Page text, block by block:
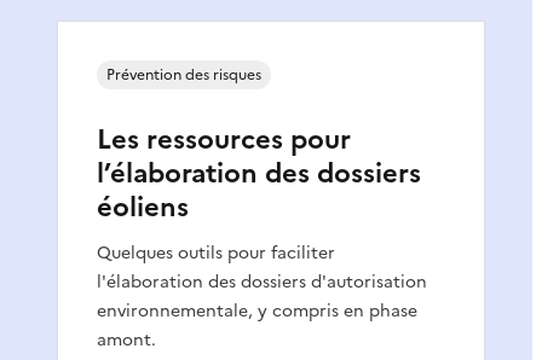
Les ressources pour
l’élaboration des dossiers
éoliens
Quelques outils pour faciliter
l'élaboration des dossiers d'autorisation
environnementale, y compris en phase
amont.
Prévention des risques